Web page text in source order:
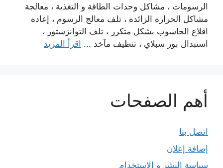
الرسومات ، مشاكل وحدات الطاقة و التغذية ، معالجة
مشاكل الحرارة الزائدة ، تلف معالج الرسوم ، إعادة
اقلاع الحاسوب بشكل متكرر ، تلف التوانزستور ،
استبدال بور سبلاي ، تنظيف مآخذ ... اقرأ المزيد
أهم الصفحات
اتصل بنا
إضافة إعلان
سياسة النشر و الاستخدام